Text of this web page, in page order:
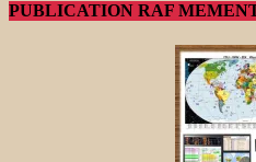
PUBLICATION RAF